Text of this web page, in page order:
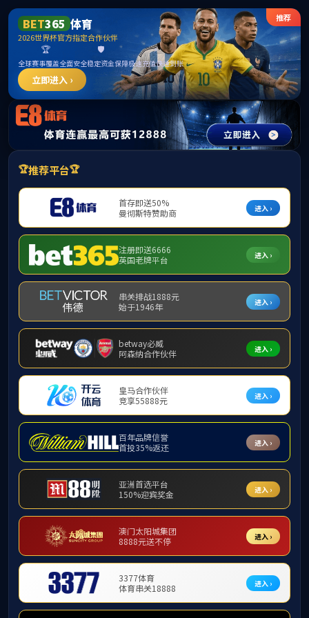
中国·必威(bw·西汉姆联)有限公司-Official
website
提示：访问地址无效，yyjjx/http:找不到对应的栏目！
首页 关闭此页